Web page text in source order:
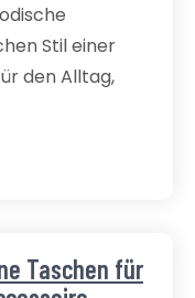
Stil einer
den Alltag,
Taschen für